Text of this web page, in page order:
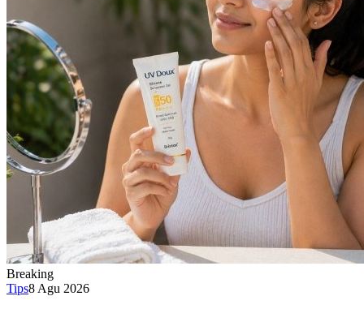
Breaking
Tips8 Agu 2026